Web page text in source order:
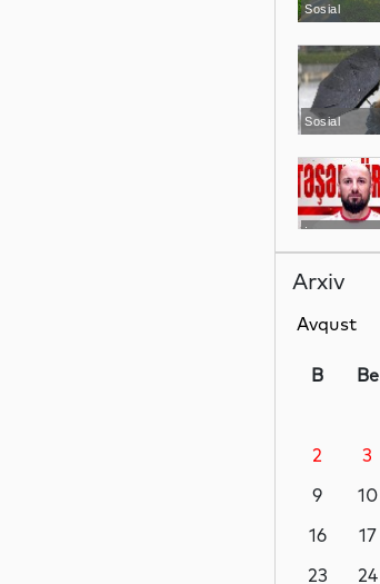
Sosial
Sosial
İdman
Dünya
İqtisadiyyat
Arxiv
B Be
2
3
9
10
16
17
23
24